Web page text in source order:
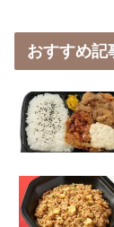
おすすめ記